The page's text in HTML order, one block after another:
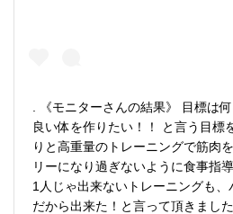
. 《モニターさんの結果》 目標は
良い体を作りたい！！ と言う目標
りと高重量のトレーニングで筋肉
リーになり過ぎないように食事指
1人じゃ出来ないトレーニングも
だから出来た！と言って頂きまし